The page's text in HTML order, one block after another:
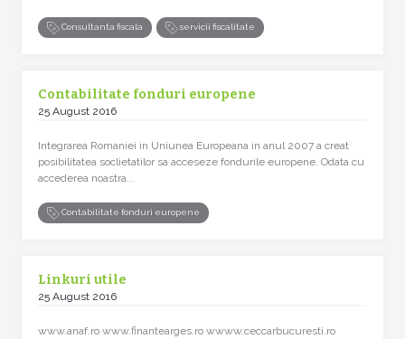
Consultanta fiscala servicii fiscalitate
Contabilitate fonduri europene
25 August 2016
Integrarea Romaniei in Uniunea Europeana in anul 2007 a creat
posibilitatea soclietatilor sa acceseze fondurile europene. Odata cu
accederea noastra...
Contabilitate fonduri europene
Linkuri utile
25 August 2016
www.anaf.ro www.finantearges.ro wwww.ceccarbucuresti.ro